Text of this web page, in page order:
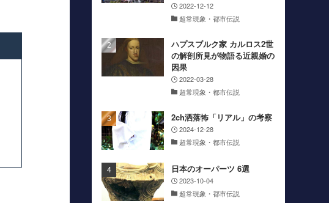
2022-12-12
超常現象・都市伝説
ハプスブルク家 カルロス2世
の解剖所見が物語る近親婚の
因果
2022-03-28
超常現象・都市伝説
2ch洒落怖「リアル」の考察
2024-12-28
超常現象・都市伝説
日本のオーパーツ 6選
2023-10-04
超常現象・都市伝説